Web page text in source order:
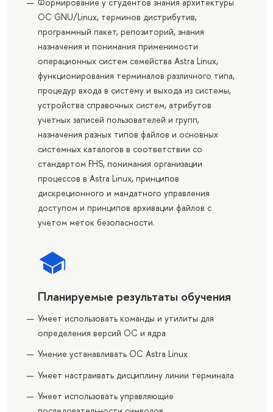
Формирование у студентов знания архитектуры
ОС GNU/Linux, терминов дистрибутив,
программный пакет, репозиторий, знания
назначения и понимания применимости
операционных систем семейства Astra Linux,
функционирования терминалов различного типа,
процедур входа в систему и выхода из системы,
устройства справочных систем, атрибутов
учетных записей пользователей и групп,
назначения разных типов файлов и основных
системных каталогов в соответствии со
стандартом FHS, понимания организации
процессов в Astra Linux, принципов
дискреционного и мандатного управления
доступом и принципов архивации файлов с
учетом меток безопасности.
Планируемые результаты обучения
Умеет использовать команды и утилиты для
определения версий ОС и ядра
Умение устанавливать ОС Astra Linux
Умеет настраивать дисциплину линии терминала
Умеет использовать управляющие